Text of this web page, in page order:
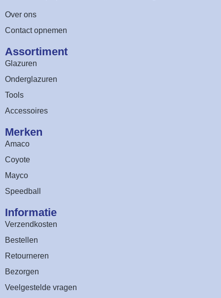
Over ons
Contact opnemen
Assortiment​
Glazuren
Onderglazuren
Tools
Accessoires
Merken
Amaco
Coyote
Mayco
Speedball
Informatie
Verzendkosten
Bestellen
Retourneren
Bezorgen
Veelgestelde vragen